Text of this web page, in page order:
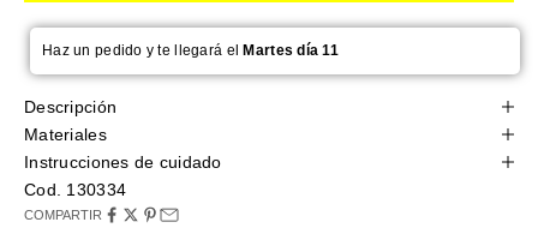
Haz un pedido y te llegará elMartes día 11
Descripción
Materiales
Instrucciones de cuidado
Cod. 130334
COMPARTIR